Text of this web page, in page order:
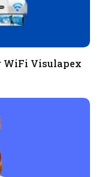
WiFi Visulapex